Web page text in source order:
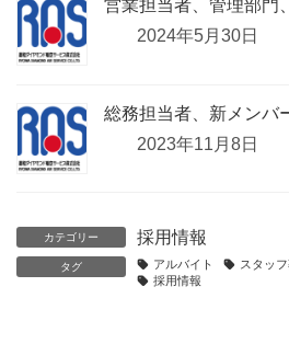
営業担当者、管理部門
2024年5月30日
総務担当者、新メンバ
2023年11月8日
カテゴリー 採用情報
タグ アルバイト スタッ
採用情報